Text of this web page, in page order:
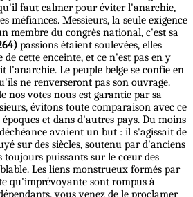
faut calmer pour éviter l'anarchie,
méfiances. Messieurs, la seule exigence
membre du congrès national, c'est sa
passions étaient soulevées, elles
cette enceinte, et ce n'est pas en y
l'anarchie. Le peuple belge se confie en
ne renverseront pas son ouvrage.
nos votes nous est garantie par sa
évitons toute comparaison avec ce
et dans d'autres pays. Du moins
avaient un but : il s'agissait de
sur des siècles, soutenu par d'anciens
toujours puissants sur le cœur des
Les liens monstrueux formés par
qu'imprévoyante sont rompus à
vous venez de le proclamer